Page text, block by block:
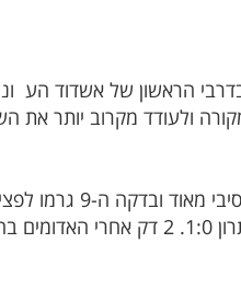
את הקבוצה לינצחון בדרבי הראשון של
ולעודד מקרוב יותר את
המשחק נפתח כששתי הקבוצות משחקות בקצב
מהאדומים וכתוצאה מכך שבר את האף. בדקה ה-20 בלבול בהגנת האדומים